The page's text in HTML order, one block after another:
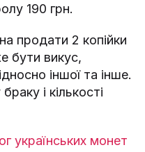
190 грн.
продати 2 копійки
бути викус,
іншої та інше.
і кількості
українських монет